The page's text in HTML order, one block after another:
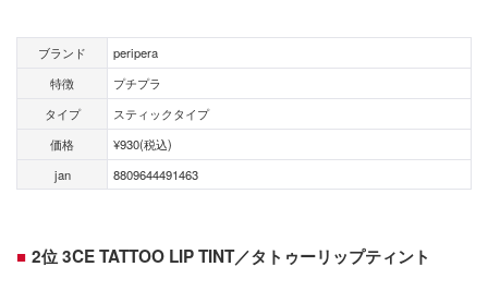
ブランド
peripera
特徴
プチプラ
タイプ
スティックタイプ
価格
¥930(税込)
jan
8809644491463
2位 3CE TATTOO LIP TINT／タトゥーリップティント